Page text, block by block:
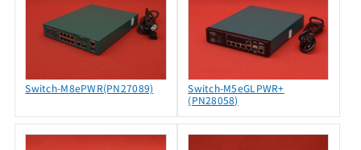
Switch-M8ePWR(PN27089)
Switch-M5eGLPWR+
(PN28058)